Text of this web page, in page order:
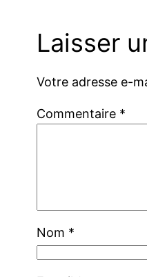
Laisser
Votre adresse e-
Commentaire *
Nom *